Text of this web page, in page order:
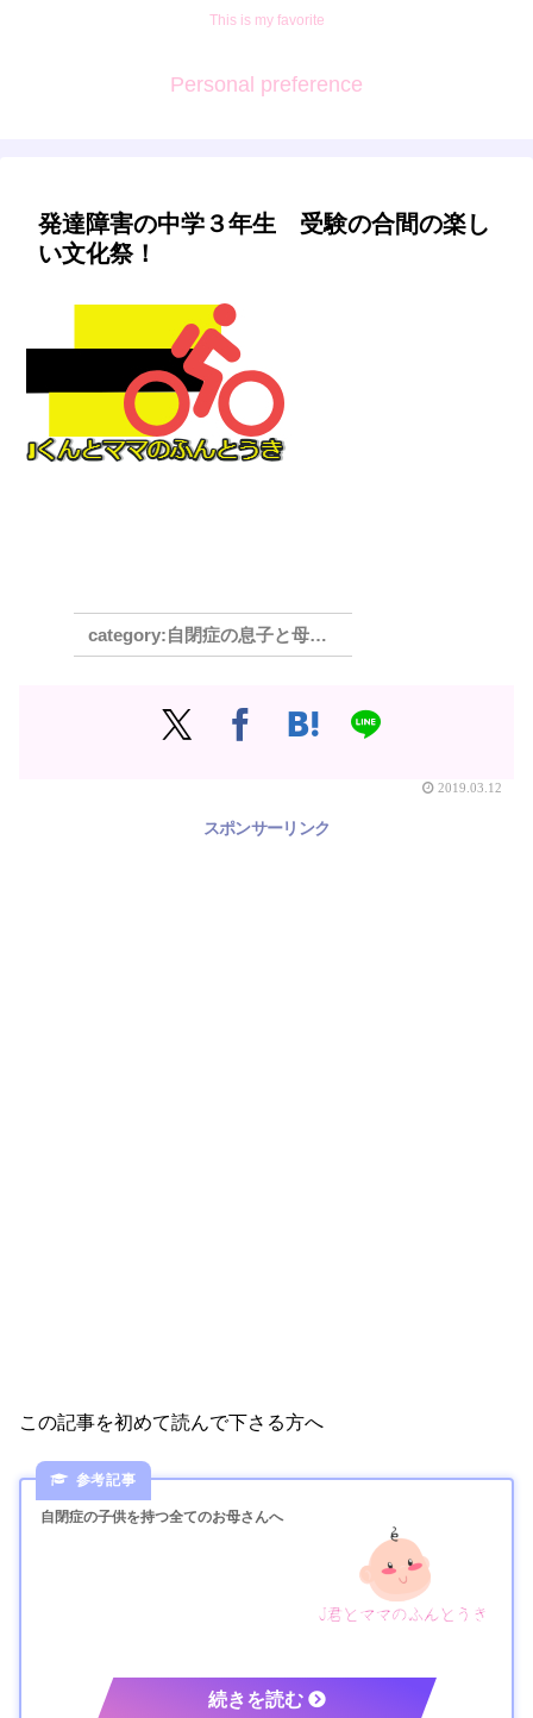
This is my favorite
Personal preference
発達障害の中学３年生 受験の合間の楽し
い文化祭！
自閉症の息子と母の奮闘記 中学校編
2019.03.12
スポンサーリンク
この記事を初めて読んで下さる方へ
自閉症の子供を持つ全てのお母さんへ